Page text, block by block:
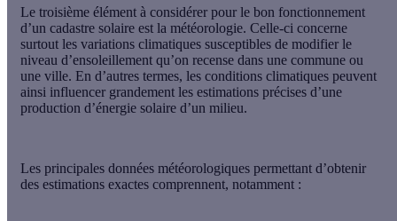
Le troisième élément à considérer pour le bon fonctionnement
d’un cadastre solaire est la météorologie. Celle-ci concerne
surtout les variations climatiques susceptibles de modifier le
niveau d’ensoleillement qu’on recense dans une commune ou
une ville. En d’autres termes, les conditions climatiques peuvent
ainsi influencer grandement les estimations précises d’une
production d’énergie solaire d’un milieu.
Les principales données météorologiques permettant d’obtenir
des estimations exactes comprennent, notamment :